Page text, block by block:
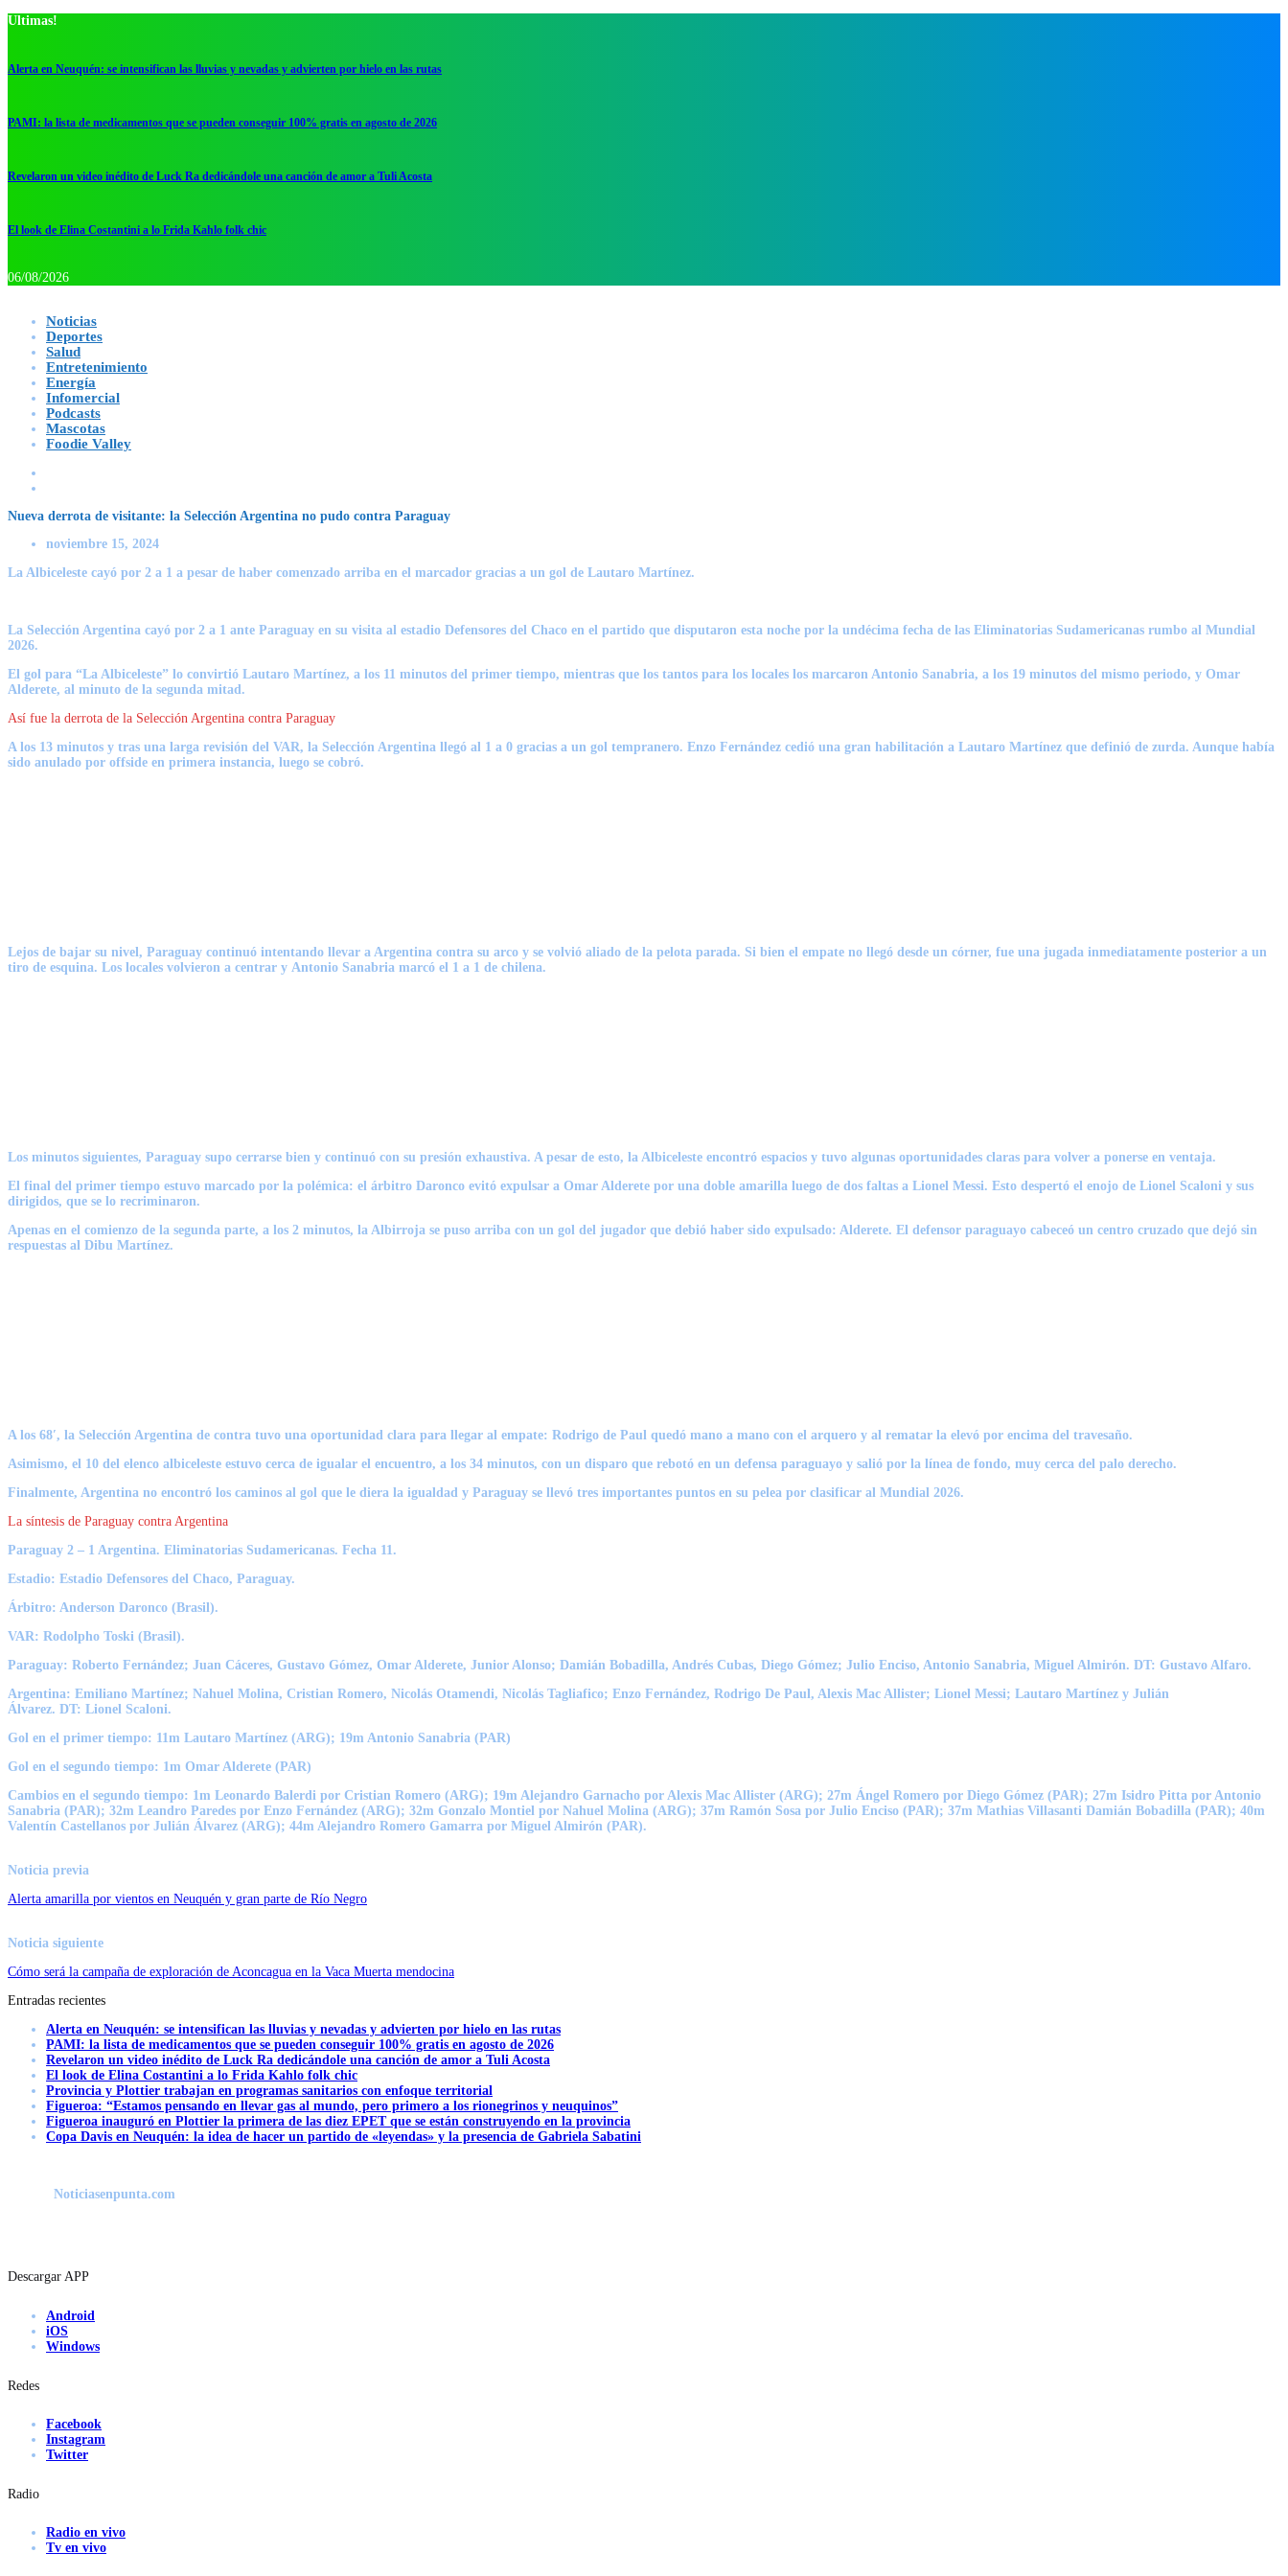
Ultimas!
Alerta en Neuquén: se intensifican las lluvias y nevadas y advierten por hielo en las rutas
PAMI: la lista de medicamentos que se pueden conseguir 100% gratis en agosto de 2026
Revelaron un video inédito de Luck Ra dedicándole una canción de amor a Tuli Acosta
El look de Elina Costantini a lo Frida Kahlo folk chic
06/08/2026
Noticias
Deportes
Salud
Entretenimiento
Energía
Infomercial
Podcasts
Mascotas
Foodie Valley
Nueva derrota de visitante: la Selección Argentina no pudo contra Paraguay
noviembre 15, 2024
La Albiceleste cayó por 2 a 1 a pesar de haber comenzado arriba en el marcador gracias a un gol de Lautaro Martínez.
La Selección Argentina cayó por 2 a 1 ante Paraguay en su visita al estadio Defensores del Chaco en el partido que disputaron esta noche por la undécima fecha de las Eliminatorias Sudamericanas rumbo al Mundial
2026.
El gol para “La Albiceleste” lo convirtió Lautaro Martínez, a los 11 minutos del primer tiempo, mientras que los tantos para los locales los marcaron Antonio Sanabria, a los 19 minutos del mismo periodo, y Omar
Alderete, al minuto de la segunda mitad.
Así fue la derrota de la Selección Argentina contra Paraguay
A los 13 minutos y tras una larga revisión del VAR, la Selección Argentina llegó al 1 a 0 gracias a un gol tempranero. Enzo Fernández cedió una gran habilitación a Lautaro Martínez que definió de zurda. Aunque había
sido anulado por offside en primera instancia, luego se cobró.
Lejos de bajar su nivel, Paraguay continuó intentando llevar a Argentina contra su arco y se volvió aliado de la pelota parada. Si bien el empate no llegó desde un córner, fue una jugada inmediatamente posterior a un
tiro de esquina. Los locales volvieron a centrar y Antonio Sanabria marcó el 1 a 1 de chilena.
Los minutos siguientes, Paraguay supo cerrarse bien y continuó con su presión exhaustiva. A pesar de esto, la Albiceleste encontró espacios y tuvo algunas oportunidades claras para volver a ponerse en ventaja.
El final del primer tiempo estuvo marcado por la polémica: el árbitro Daronco evitó expulsar a Omar Alderete por una doble amarilla luego de dos faltas a Lionel Messi. Esto despertó el enojo de Lionel Scaloni y sus
dirigidos, que se lo recriminaron.
Apenas en el comienzo de la segunda parte, a los 2 minutos, la Albirroja se puso arriba con un gol del jugador que debió haber sido expulsado: Alderete. El defensor paraguayo cabeceó un centro cruzado que dejó sin
respuestas al Dibu Martínez.
A los 68′, la Selección Argentina de contra tuvo una oportunidad clara para llegar al empate: Rodrigo de Paul quedó mano a mano con el arquero y al rematar la elevó por encima del travesaño.
Asimismo, el 10 del elenco albiceleste estuvo cerca de igualar el encuentro, a los 34 minutos, con un disparo que rebotó en un defensa paraguayo y salió por la línea de fondo, muy cerca del palo derecho.
Finalmente, Argentina no encontró los caminos al gol que le diera la igualdad y Paraguay se llevó tres importantes puntos en su pelea por clasificar al Mundial 2026.
La síntesis de Paraguay contra Argentina
Paraguay 2 – 1 Argentina. Eliminatorias Sudamericanas. Fecha 11.
Estadio: Estadio Defensores del Chaco, Paraguay.
Árbitro: Anderson Daronco (Brasil).
VAR: Rodolpho Toski (Brasil).
Paraguay: Roberto Fernández; Juan Cáceres, Gustavo Gómez, Omar Alderete, Junior Alonso; Damián Bobadilla, Andrés Cubas, Diego Gómez; Julio Enciso, Antonio Sanabria, Miguel Almirón. DT: Gustavo Alfaro.
Argentina: Emiliano Martínez; Nahuel Molina, Cristian Romero, Nicolás Otamendi, Nicolás Tagliafico; Enzo Fernández, Rodrigo De Paul, Alexis Mac Allister; Lionel Messi; Lautaro Martínez y Julián
Álvarez. DT: Lionel Scaloni.
Gol en el primer tiempo: 11m Lautaro Martínez (ARG); 19m Antonio Sanabria (PAR)
Gol en el segundo tiempo: 1m Omar Alderete (PAR)
Cambios en el segundo tiempo: 1m Leonardo Balerdi por Cristian Romero (ARG); 19m Alejandro Garnacho por Alexis Mac Allister (ARG); 27m Ángel Romero por Diego Gómez (PAR); 27m Isidro Pitta por Antonio
Sanabria (PAR); 32m Leandro Paredes por Enzo Fernández (ARG); 32m Gonzalo Montiel por Nahuel Molina (ARG); 37m Ramón Sosa por Julio Enciso (PAR); 37m Mathias Villasanti Damián Bobadilla (PAR); 40m
Valentín Castellanos por Julián Álvarez (ARG); 44m Alejandro Romero Gamarra por Miguel Almirón (PAR).
Noticia previa
Alerta amarilla por vientos en Neuquén y gran parte de Río Negro
Noticia siguiente
Cómo será la campaña de exploración de Aconcagua en la Vaca Muerta mendocina
Entradas recientes
Alerta en Neuquén: se intensifican las lluvias y nevadas y advierten por hielo en las rutas
PAMI: la lista de medicamentos que se pueden conseguir 100% gratis en agosto de 2026
Revelaron un video inédito de Luck Ra dedicándole una canción de amor a Tuli Acosta
El look de Elina Costantini a lo Frida Kahlo folk chic
Provincia y Plottier trabajan en programas sanitarios con enfoque territorial
Figueroa: “Estamos pensando en llevar gas al mundo, pero primero a los rionegrinos y neuquinos”
Figueroa inauguró en Plottier la primera de las diez EPET que se están construyendo en la provincia
Copa Davis en Neuquén: la idea de hacer un partido de «leyendas» y la presencia de Gabriela Sabatini
Noticiasenpunta.com
Descargar APP
Android
iOS
Windows
Redes
Facebook
Instagram
Twitter
Radio
Radio en vivo
Tv en vivo